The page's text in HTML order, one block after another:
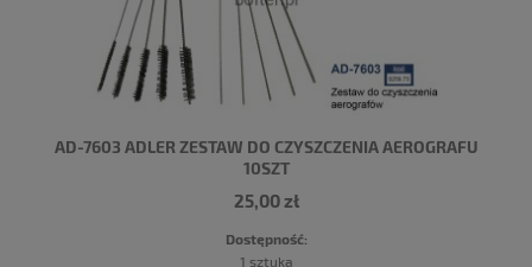
AD-7603 ADLER ZESTAW DO CZYSZCZENIA AEROGRAFU
10SZT
25,00 zł
Dostępność:
1 sztuka